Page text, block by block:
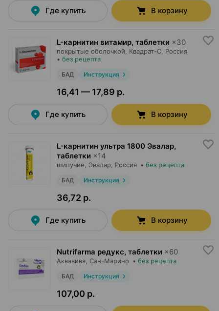
Где купить В корзину
L-карнитин витамир, таблетки ×30
покрытые оболочкой, Квадрат-С , Россия
• без рецепта
БАД Инструкция
16,41 — 17,89 р.
Где купить В корзину
L-карнитин ультра 1800 Эвалар,
таблетки ×14
шипучие, Эвалар , Россия • без рецепта
БАД Инструкция
36,72 р.
Где купить В корзину
Nutrifarma редукс, таблетки ×60
Аквавива , Сан-Марино • без рецепта
БАД Инструкция
107,00 р.